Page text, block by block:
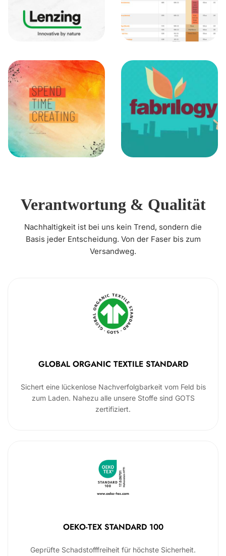
Verantwortung & Qualität
Nachhaltigkeit ist bei uns kein Trend, sondern die
Basis jeder Entscheidung. Von der Faser bis zum
Versandweg.
GLOBAL ORGANIC TEXTILE STANDARD
Sichert eine lückenlose Nachverfolgbarkeit vom Feld bis
zum Laden. Nahezu alle unsere Stoffe sind GOTS
zertifiziert.
OEKO-TEX STANDARD 100
Geprüfte Schadstofffreiheit für höchste Sicherheit.